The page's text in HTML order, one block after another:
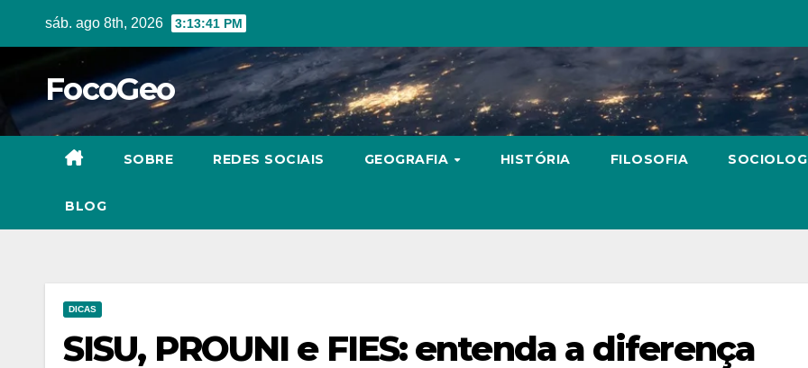
sáb. ago 8th, 2026 3:13:42 PM
FocoGeo
SOBRE REDES SOCIAIS GEOGRAFIA HISTÓRIA FILOSOFIA
BLOG
DICAS
SISU, PROUNI e FIES: entenda a diferença